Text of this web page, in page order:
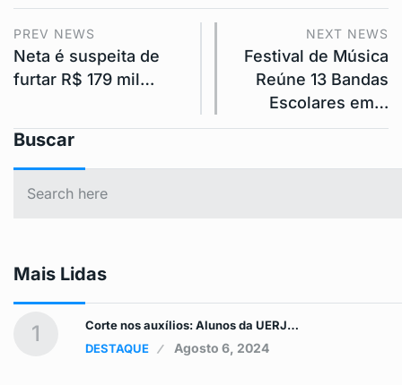
PREV NEWS
Neta é suspeita de
furtar R$ 179 mil…
NEXT NEWS
Festival de Música
Reúne 13 Bandas
Escolares em…
Buscar
Mais Lidas
1
Corte nos auxílios: Alunos da UERJ…
DESTAQUE
Agosto 6, 2024